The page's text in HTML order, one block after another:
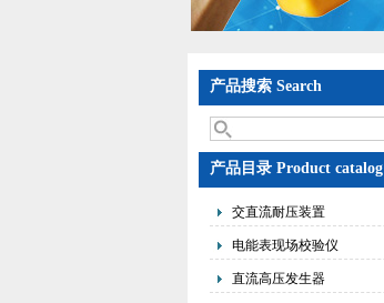
产品搜索 Search
产品目录 Product catalog
交直流耐压装置
电能表现场校验仪
直流高压发生器